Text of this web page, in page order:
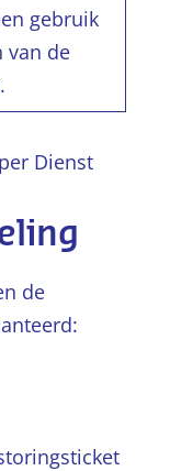
gebruik
van de
Dienst
de